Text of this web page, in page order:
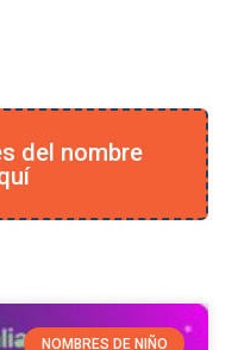
del nombre
NOMBRES DE NIÑO